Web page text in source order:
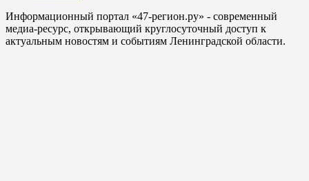
Информационный портал «47-регион.ру» - современный
медиа-ресурс, открывающий круглосуточный доступ к
актуальным новостям и событиям Ленинградской области.